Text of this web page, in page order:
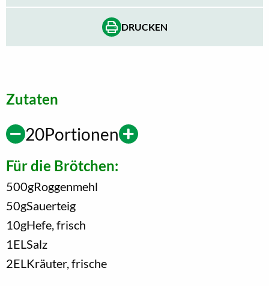
DRUCKEN
Zutaten
20Portionen
Für die Brötchen:
500gRoggenmehl
50gSauerteig
10gHefe, frisch
1 EL Salz
2EL Kräuter, frische